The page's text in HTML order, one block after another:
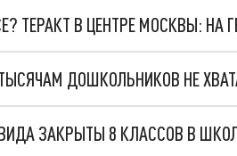
ТЕРАКТ В ЦЕНТРЕ МОСКВЫ:
ДОШКОЛЬНИКОВ НЕ
ЗАКРЫТЫ 8 КЛАССОВ В